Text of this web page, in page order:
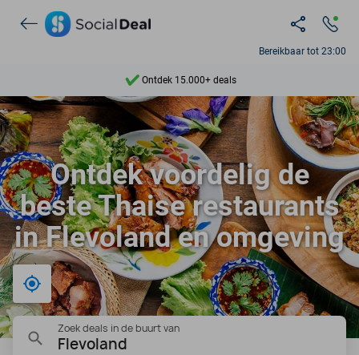
Bereikbaar tot 23:00
Ontdek 15.000+ deals
7 dagen per week beschikbaar
10+ miljoen leden
9,4
Ontdek 15.000+ deals
Ontdek voordelig de
beste Thaise restaurants
in Flevoland en omgeving
Bij mij in de buurt
Zoek deals in de buurt van
Flevoland